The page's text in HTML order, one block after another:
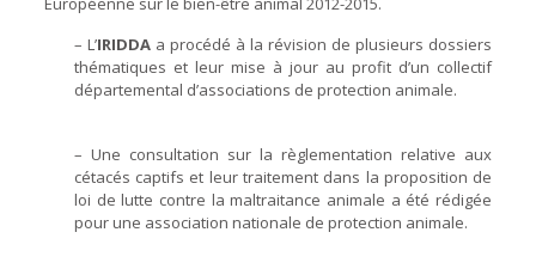
– L’IRIDDAa procédé à la révision de plusieurs dossiers
thématiques et leur mise à jour au profit d’un collectif
départemental d’associations de protection animale.
– Une consultation sur la règlementation relative aux
cétacés captifs et leur traitement dans la proposition de
loi de lutte contre la maltraitance animale a été rédigée
pour une association nationale de protection animale.